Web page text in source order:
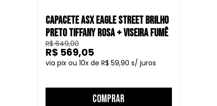
CAPACETE ASX EAGLE STREET BRILHO
PRETO TIFFANY ROSA + VISEIRA FUMÊ
R$ 649,00
10
R$ 59,90
R$ 569,05
COMPRAR